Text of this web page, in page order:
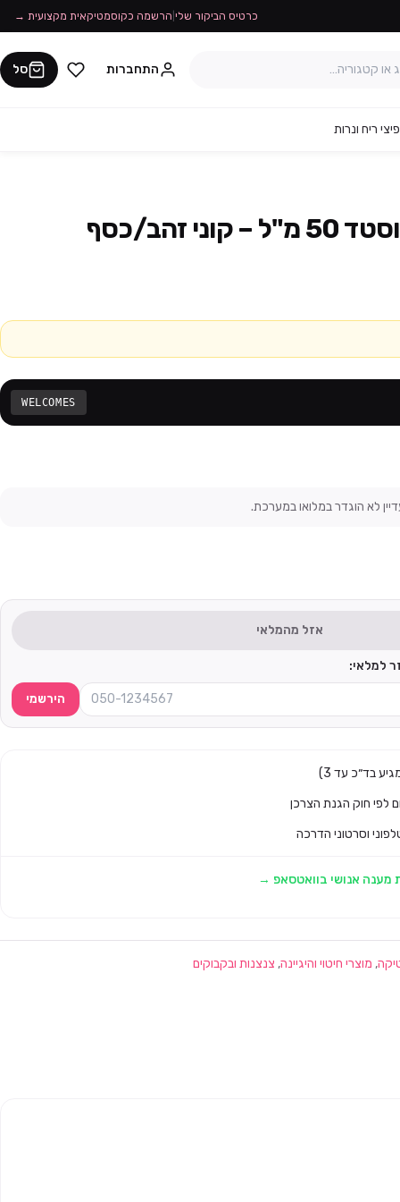
כרטיס הביקור שלי הרשמה כקוסמטיקאית מקצועית →
התחברות סל
ריח ונרות
זהב/כסף
WELCOMES
לא הוגדר במלואו במערכת.
אזל מהמלאי
הירשמי
וסרטוני הדרכה
אנושי בוואטסאפ →
, מוצרי חיטוי והיגיינה, צנצנות ובקבוקים